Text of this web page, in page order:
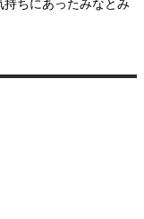
ちにあったみなとみ